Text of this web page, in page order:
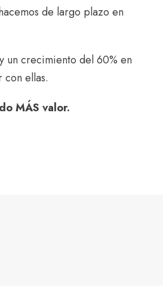
de largo plazo en
un crecimiento del 60% en
ellas.
MÁS valor.